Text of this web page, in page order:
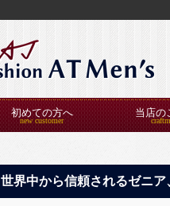
初めての方へ 当店の
世界中から信頼されるゼニ